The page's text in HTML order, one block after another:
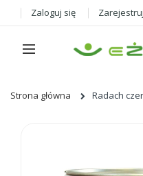
Zaloguj się
Strona główna Radach